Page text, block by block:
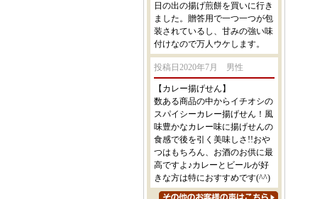
日の出の揚げ煎餅を買いに行き
ました。贈答用で一つ一つが包
装されているし、甘みの強い味
付けなので万人ウケします。
投稿日2020年7月 男性
【カレー揚げせん】
数ある商品の中からイチオシの
スパイシーカレー揚げせん！風
味豊かなカレー味に揚げせんの
食感で後を引く美味しさ!!おや
つはもちろん、お酒のお供に最
高ですよ♪カレーとビールが好
きな方は特におすすめです(^^)